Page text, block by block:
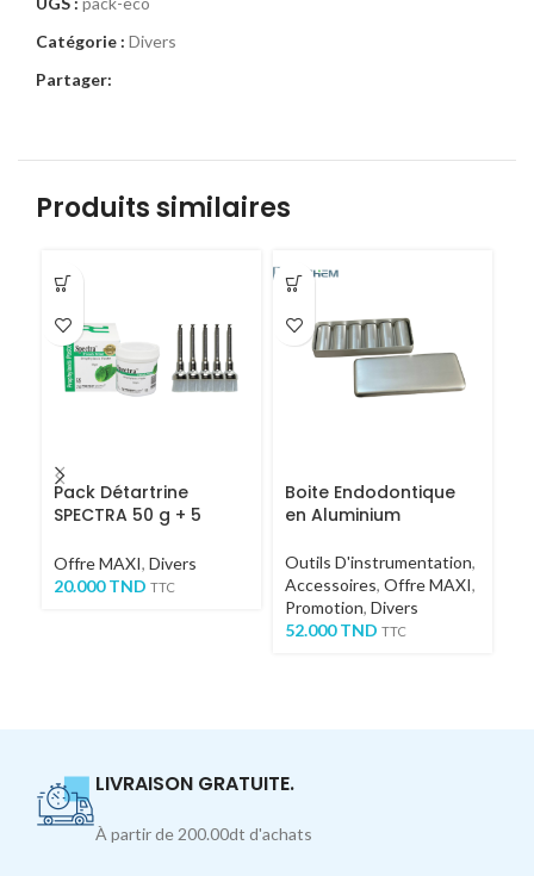
Catégorie : Divers
Partager:
Produits similaires
Pack Détartrine
SPECTRA 50 g + 5
détartrage
Offre MAXI, Divers
20.000TND TTC
Boite Endodontique
en Aluminium
Outils D'instrumentation,
Accessoires, Offre MAXI,
Promotion, Divers
52.000TND TTC
LIVRAISON GRATUITE.
À partir de 200.00dt d'achats